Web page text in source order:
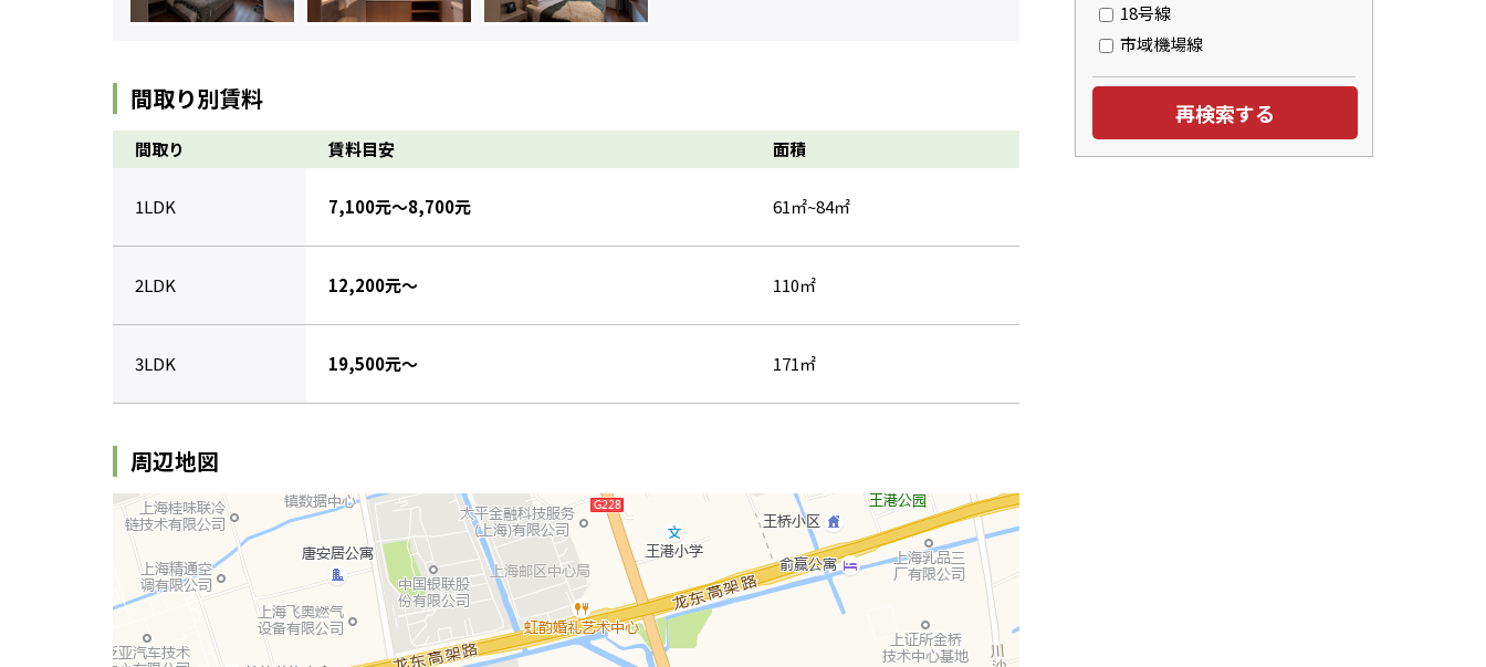
間取り別賃料
間取り 賃料目安 面積
1LDK 7,100元～8,700元 61㎡~84㎡
2LDK 12,200元～ 110㎡
3LDK 19,500元～ 171㎡
周辺地図
18号線
市域機場線